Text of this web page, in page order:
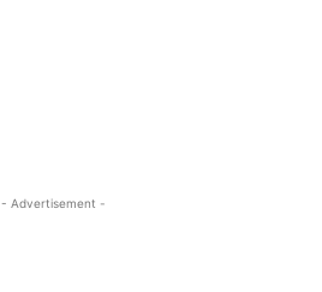
- Advertisement -